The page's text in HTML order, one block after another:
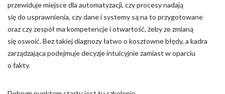
przewiduje miejsce dla automatyzacji, czy procesy nadają
się do usprawnienia, czy dane i systemy są na to przygotowane
oraz czy zespół ma kompetencje i otwartość, żeby ze zmianą
się oswoić. Bez takiej diagnozy łatwo o kosztowne błędy, a kadra
zarządzająca podejmuje decyzje intuicyjnie zamiast w oparciu
o fakty.